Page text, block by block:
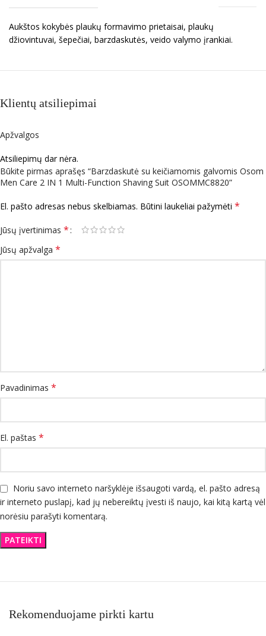
Aukštos kokybės plaukų formavimo prietaisai, plaukų
džiovintuvai, šepečiai, barzdaskutės, veido valymo įrankiai.
Klientų atsiliepimai
Apžvalgos
Atsiliepimų dar nėra.
Būkite pirmas aprašęs “Barzdaskutė su keičiamomis galvomis Osom
Men Care 2 IN 1 Multi-Function Shaving Suit OSOMMC8820”
El. pašto adresas nebus skelbiamas. Būtini laukeliai pažymėti *
Jūsų įvertinimas *
Jūsų apžvalga *
Pavadinimas *
El. paštas *
Noriu savo interneto naršyklėje išsaugoti vardą, el. pašto adresą
ir interneto puslapį, kad jų nebereiktų įvesti iš naujo, kai kitą kartą vėl
norėsiu parašyti komentarą.
Rekomenduojame pirkti kartu